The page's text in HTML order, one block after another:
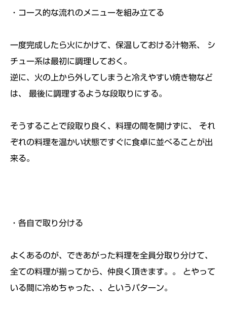
・コース的な流れのメニューを組み立てる
一度完成したら火にかけて、保温しておける汁物系、 シ
チュー系は最初に調理しておく。
逆に、火の上から外してしまうと冷えやすい焼き物など
は、 最後に調理するような段取りにする。
そうすることで段取り良く、料理の間を開けずに、 それ
ぞれの料理を温かい状態ですぐに食卓に並べることが出
来る。
・各自で取り分ける
よくあるのが、できあがった料理を全員分取り分けて、
全ての料理が揃ってから、仲良く頂きます。。 とやって
いる間に冷めちゃった、、というパターン。